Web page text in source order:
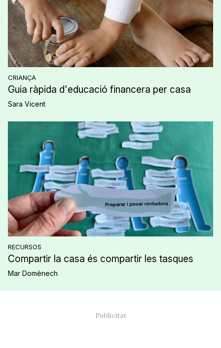
CRIANÇA
Guia ràpida d'educació financera per casa
Sara Vicent
RECURSOS
Compartir la casa és compartir les tasques
Mar Domènech